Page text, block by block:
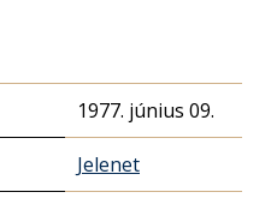
1977. június 09.
Jelenet